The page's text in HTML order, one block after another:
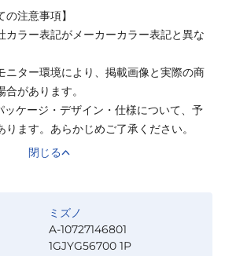
の注意事項】
ラー表記がメーカーカラー表記と異な
ター環境により、掲載画像と実際の商
があります。
ケージ・デザイン・仕様について、予
ます。あらかじめご了承ください。
閉じる
ミズノ
A-10727146801
1GJYG56700 1P